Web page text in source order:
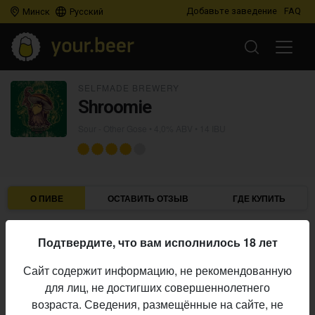
Минск Русский Добавьте заведение FAQ
Shroomie
О ПИВЕ ОСТАВИТЬ ОТЗЫВ ГДЕ КУПИТЬ
Пивоварня:
Алкоголь:
4,0%
Горечь:
14 IBU
Начало
Подтвердите, что вам исполнилось 18 лет
Сайт содержит информацию, не рекомендованную
для лиц, не достигших совершеннолетнего
возраста. Сведения, размещённые на сайте, не